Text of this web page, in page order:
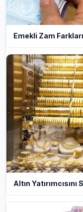
Emekli Zam
Altın